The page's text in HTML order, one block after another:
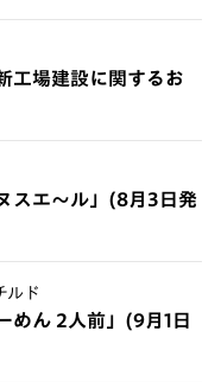
工場建設に関するお
スエ～ル」(8月3日発
ルド
めん 2人前」(9月1日